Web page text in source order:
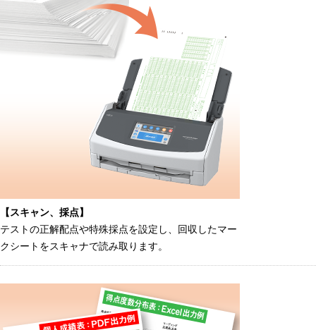
【スキャン、採点】
テストの正解配点や特殊採点を設定し、回収したマー
クシートをスキャナで読み取ります。